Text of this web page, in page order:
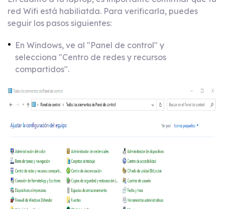
red Wifi está habiliatda. Para verificarla, puedes
seguir los pasos siguientes:
En Windows, ve al "Panel de control" y
selecciona "Centro de redes y recursos
compartidos".